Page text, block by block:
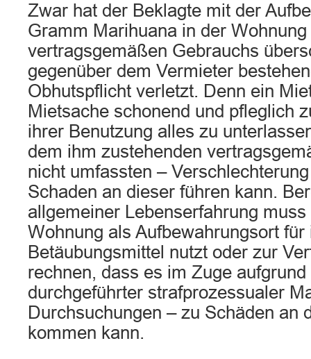
Zwar hat der Beklagte mit der
Gramm Marihuana in der
vertragsgemäßen Gebrauchs
gegenüber dem Vermieter
Obhutspflicht verletzt. Denn ein
Mietsache schonend und pfleglich
ihrer Benutzung alles zu
dem ihm zustehenden
nicht umfassten –
Schaden an dieser führen kann.
allgemeiner Lebenserfahrung
Wohnung als Aufbewahrungsort für
Betäubungsmittel nutzt oder zur
rechnen, dass es im Zuge aufgrund
durchgeführter strafprozessualer
Durchsuchungen – zu Schäden an
kommen kann.